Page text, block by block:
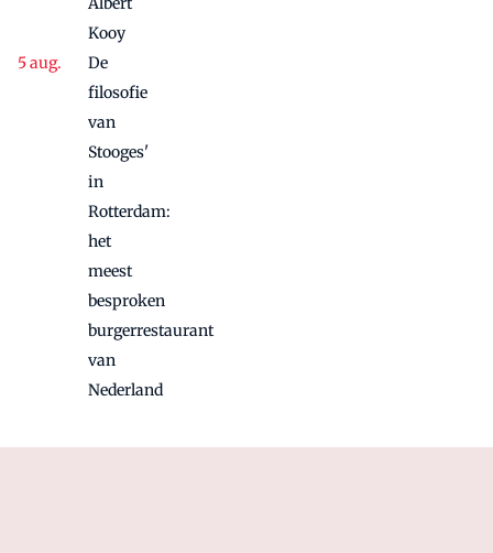
Kooy
De
filosofie
van
Stooges'
in
Rotterdam:
het
meest
besproken
burgerrestaurant
van
Nederland